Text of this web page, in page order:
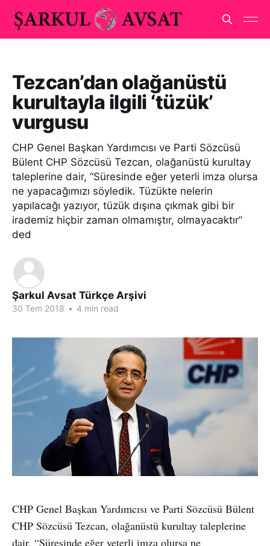
Tezcan’dan olağanüstü
kurultayla ilgili ‘tüzük’
vurgusu
CHP Genel Başkan Yardımcısı ve Parti Sözcüsü
Bülent CHP Sözcüsü Tezcan, olağanüstü kurultay
taleplerine dair, “Süresinde eğer yeterli imza olursa
ne yapacağımızı söyledik. Tüzükte nelerin
yapılacağı yazıyor, tüzük dışına çıkmak gibi bir
irademiz hiçbir zaman olmamıştır, olmayacaktır”
ded
Şarkul Avsat Türkçe Arşivi
30 Tem 2018 • 4 min read
CHP Genel Başkan Yardımcısı ve Parti Sözcüsü Bülent
CHP Sözcüsü Tezcan, olağanüstü kurultay taleplerine
dair, “Süresinde eğer yeterli imza olursa ne